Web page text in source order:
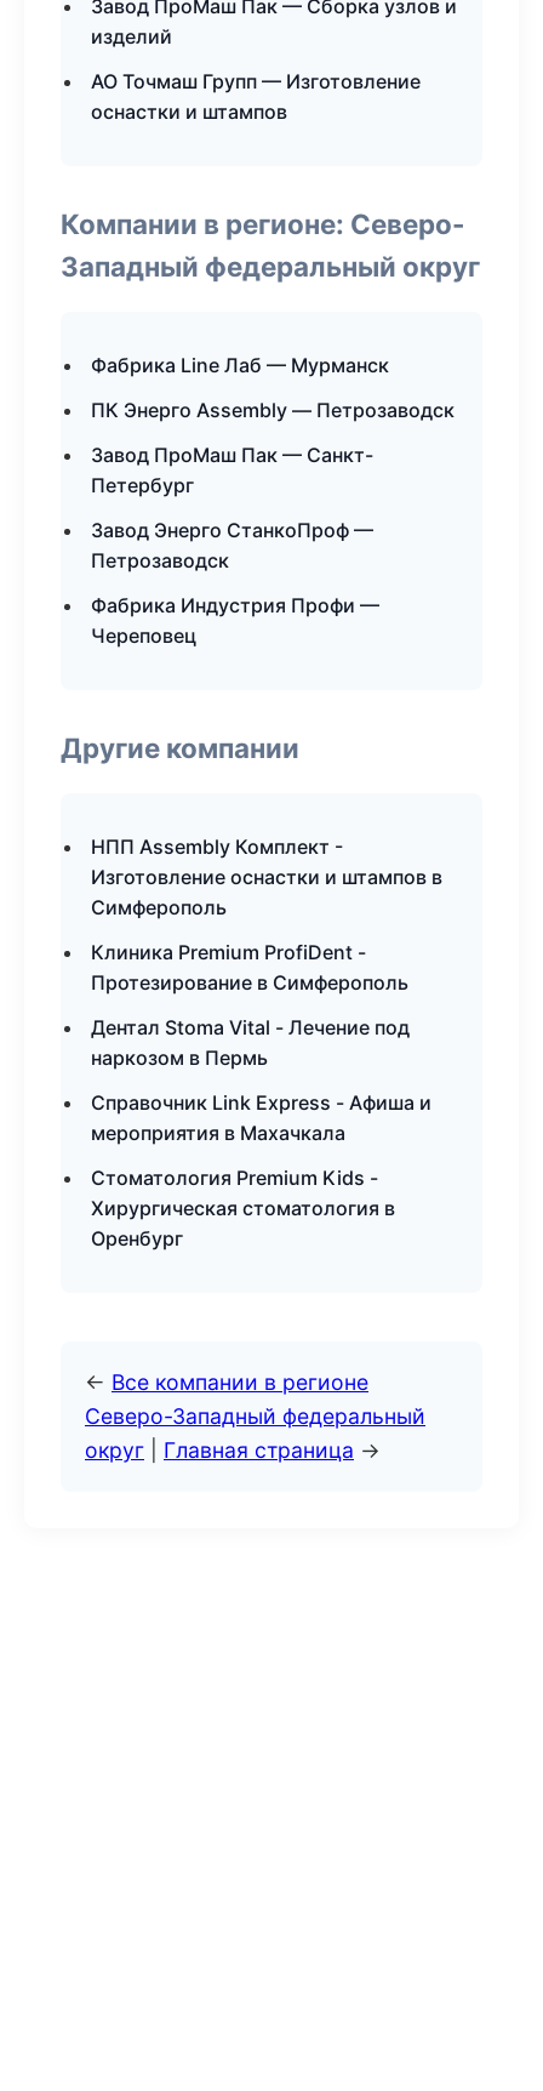
Завод ПроМаш Пак — Сборка узлов и
изделий
АО Точмаш Групп — Изготовление
оснастки и штампов
Компании в регионе: Северо-
Западный федеральный округ
Фабрика Line Лаб — Мурманск
ПК Энерго Assembly — Петрозаводск
Завод ПроМаш Пак — Санкт-
Петербург
Завод Энерго СтанкоПроф —
Петрозаводск
Фабрика Индустрия Профи —
Череповец
Другие компании
НПП Assembly Комплект -
Изготовление оснастки и штампов в
Симферополь
Клиника Premium ProfiDent -
Протезирование в Симферополь
Дентал Stoma Vital - Лечение под
наркозом в Пермь
Справочник Link Express - Афиша и
мероприятия в Махачкала
Стоматология Premium Kids -
Хирургическая стоматология в
Оренбург
← Все компании в регионе
Северо-Западный федеральный
округ
Главная страница →